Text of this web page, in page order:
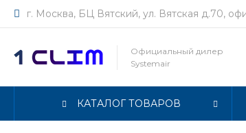
г. Москва, БЦ Вятский, ул. Вятская д.70,
Официальный дилер
Systemair
КАТАЛОГ ТОВАРОВ